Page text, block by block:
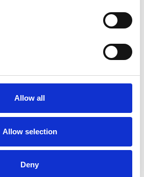
Allow all
Allow selection
Deny
produzione del suo SUV Peaq